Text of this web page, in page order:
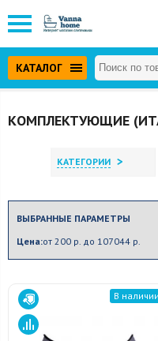
КАТАЛОГ
КОМПЛЕКТУЮЩИЕ
КАТЕГОРИИ >
ВЫБРАННЫЕ ПАРАМЕТРЫ
Цена:от 200 р. до 107044 р.
В наличии